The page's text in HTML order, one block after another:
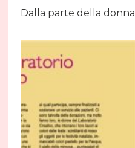
Dalla parte della donna